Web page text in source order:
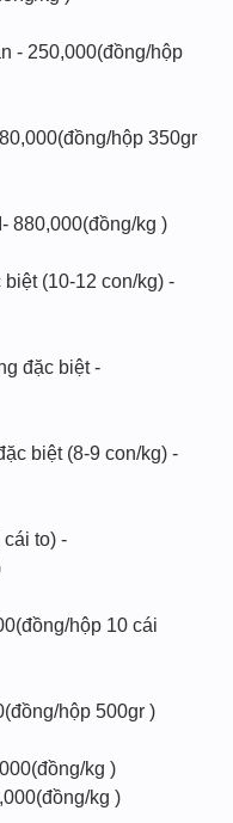
- 250,000(đồng/hộp
hộp 350gr
880,000(đồng/kg )
(10-12 con/kg) -
đặc biệt -
biệt (8-9 con/kg) -
to) -
hộp 10 cái
hộp 500gr )
kg )
kg )